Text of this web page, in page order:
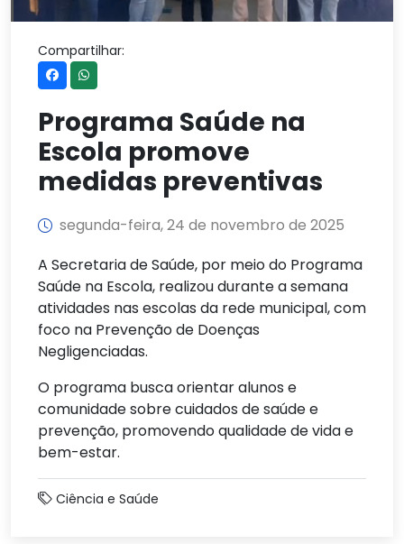
Compartilhar:
Programa Saúde na
Escola promove
medidas preventivas
segunda-feira, 24 de novembro de 2025
A Secretaria de Saúde, por meio do Programa
Saúde na Escola, realizou durante a semana
atividades nas escolas da rede municipal, com
foco na Prevenção de Doenças
Negligenciadas.
O programa busca orientar alunos e
comunidade sobre cuidados de saúde e
prevenção, promovendo qualidade de vida e
bem-estar.
Ciência e Saúde